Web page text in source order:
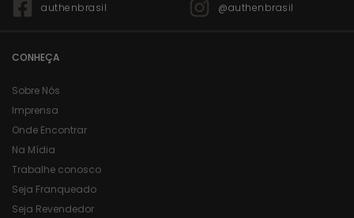
authenbrasil @authenbrasil
CONHEÇA
Sobre Nós
Imprensa
Onde Encontrar
Na Mídia
Trabalhe conosco
Seja Franqueado
Seja Revendedor